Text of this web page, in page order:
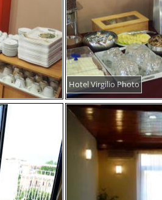
Hotel Virgilio Photo